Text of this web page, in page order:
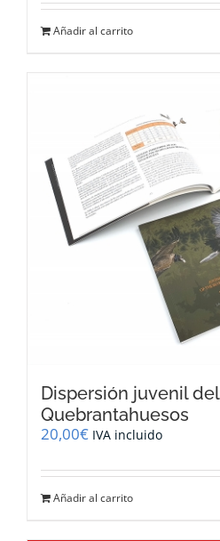
Añadir al carrito
Dispersión juvenil del
Quebrantahuesos
20,00€ IVA incluido
Añadir al carrito